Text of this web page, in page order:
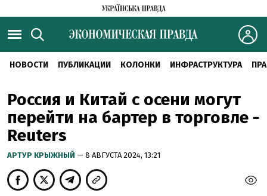
НОВОСТИ ПУБЛИКАЦИИ КОЛОНКИ ИНФРАСТРУКТУРА
Россия и Китай с осени могут
перейти на бартер в торговле -
Reuters
АРТУР КРЫЖНЫЙ — 8 АВГУСТА 2024, 13:21